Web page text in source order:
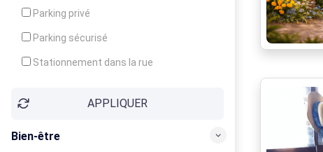
Parking privé
Parking sécurisé
Stationnement dans la rue
APPLIQUER
Bien-être